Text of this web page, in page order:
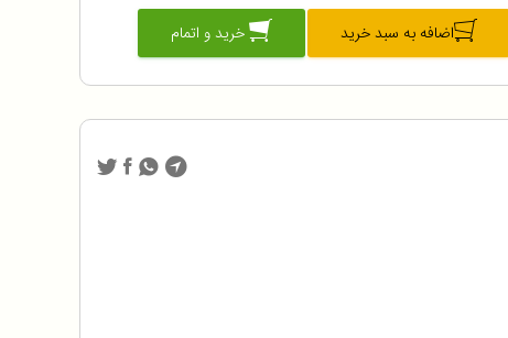
اضافه به سبد خرید خرید و اتمام